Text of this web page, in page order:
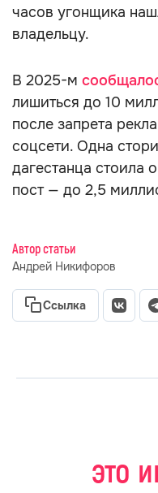
часов угонщика
владельцу.
В 2025-м
лишиться до 10
после запрета
соцсети. Одна
дагестанца стоила
пост — до 2,5
Автор статьи
Андрей Никифоров
Ссылка
это